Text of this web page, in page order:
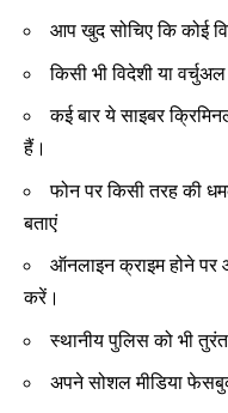
आप खुद सोचिए कि कोई
किसी भी विदेशी या
कई बार ये साइबर
हैं।
फोन पर किसी तरह की
बताएं
ऑनलाइन क्राइम होने
करें।
स्थानीय पुलिस को भी
अपने सोशल मीडिया